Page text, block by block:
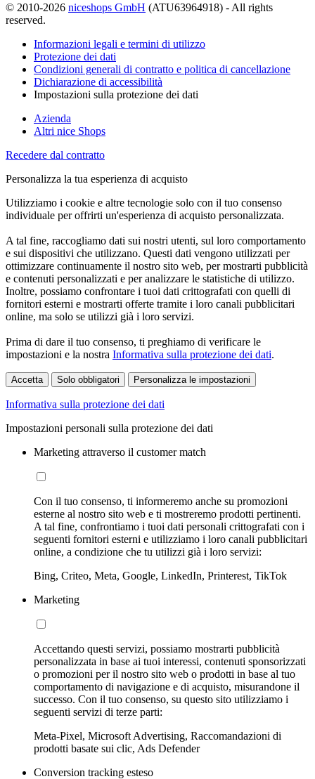
© 2010-2026 niceshops GmbH (ATU63964918) - All rights
reserved.
Informazioni legali e termini di utilizzo
Protezione dei dati
Condizioni generali di contratto e politica di cancellazione
Dichiarazione di accessibilità
Impostazioni sulla protezione dei dati
Azienda
Altri nice Shops
Recedere dal contratto
Personalizza la tua esperienza di acquisto
Utilizziamo i cookie e altre tecnologie solo con il tuo consenso
individuale per offrirti un'esperienza di acquisto personalizzata.
A tal fine, raccogliamo dati sui nostri utenti, sul loro comportamento
e sui dispositivi che utilizzano. Questi dati vengono utilizzati per
ottimizzare continuamente il nostro sito web, per mostrarti pubblicità
e contenuti personalizzati e per analizzare le statistiche di utilizzo.
Inoltre, possiamo confrontare i tuoi dati crittografati con quelli di
fornitori esterni e mostrarti offerte tramite i loro canali pubblicitari
online, ma solo se utilizzi già i loro servizi.
Prima di dare il tuo consenso, ti preghiamo di verificare le
impostazioni e la nostra Informativa sulla protezione dei dati.
Accetta Solo obbligatori Personalizza le impostazioni
Informativa sulla protezione dei dati
Impostazioni personali sulla protezione dei dati
Marketing attraverso il customer match
Con il tuo consenso, ti informeremo anche su promozioni
esterne al nostro sito web e ti mostreremo prodotti pertinenti.
A tal fine, confrontiamo i tuoi dati personali crittografati con i
seguenti fornitori esterni e utilizziamo i loro canali pubblicitari
online, a condizione che tu utilizzi già i loro servizi:
Bing, Criteo, Meta, Google, LinkedIn, Printerest, TikTok
Marketing
Accettando questi servizi, possiamo mostrarti pubblicità
personalizzata in base ai tuoi interessi, contenuti sponsorizzati
o promozioni per il nostro sito web o prodotti in base al tuo
comportamento di navigazione e di acquisto, misurandone il
successo. Con il tuo consenso, su questo sito utilizziamo i
seguenti servizi di terze parti:
Meta-Pixel, Microsoft Advertising, Raccomandazioni di
prodotti basate sui clic, Ads Defender
Conversion tracking esteso